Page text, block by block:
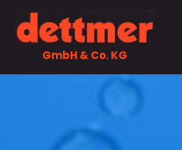
Zum Inhalt springen
GmbH & Co. KG